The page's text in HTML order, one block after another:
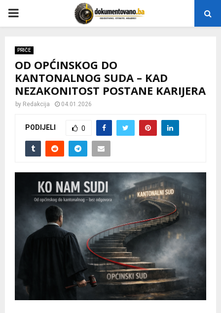
P
M
Y
PRIČE
OD OPĆINSKOG DO
KANTONALNOG SUDA – KAD
NEZAKONITOST POSTANE KARIJERA
by Redakcija 04.01.2026
PODIJELI 0